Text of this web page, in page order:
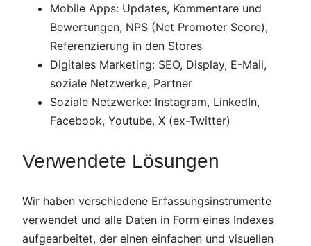
Mobile Apps: Updates, Kommentare und
Bewertungen, NPS (Net Promoter Score),
Referenzierung in den Stores
Digitales Marketing: SEO, Display, E-Mail,
soziale Netzwerke, Partner
Soziale Netzwerke: Instagram, LinkedIn,
Facebook, Youtube, X (ex-Twitter)
Verwendete Lösungen
Wir haben verschiedene Erfassungsinstrumente
verwendet und alle Daten in Form eines Indexes
aufgearbeitet, der einen einfachen und visuellen